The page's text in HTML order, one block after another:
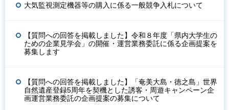
大気監視測定機器等の購入に係る一般競争入札について
【質問への回答を掲載しました】令和８年度「県内大学生の
ための企業見学会」の開催・運営業務委託に係る企画提案を
募集します
【質問への回答を掲載しました】「奄美大島・徳之島」世界
自然遺産登録5周年を契機とした誘客・周遊キャンペーン企
画運営業務委託の企画提案の募集について